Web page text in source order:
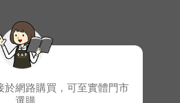
於網路購買，可至實體門市
選購